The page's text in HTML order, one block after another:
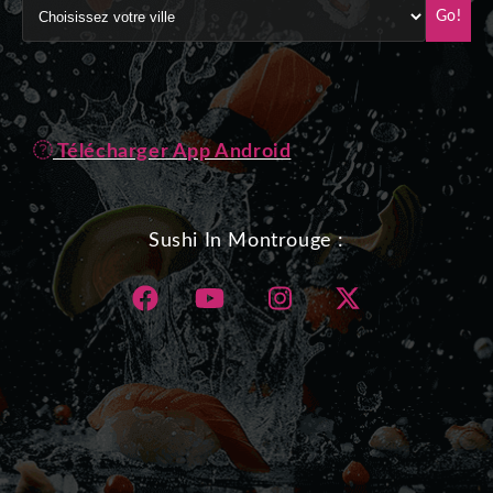
Go!
Télécharger App Android
Sushi In Montrouge :